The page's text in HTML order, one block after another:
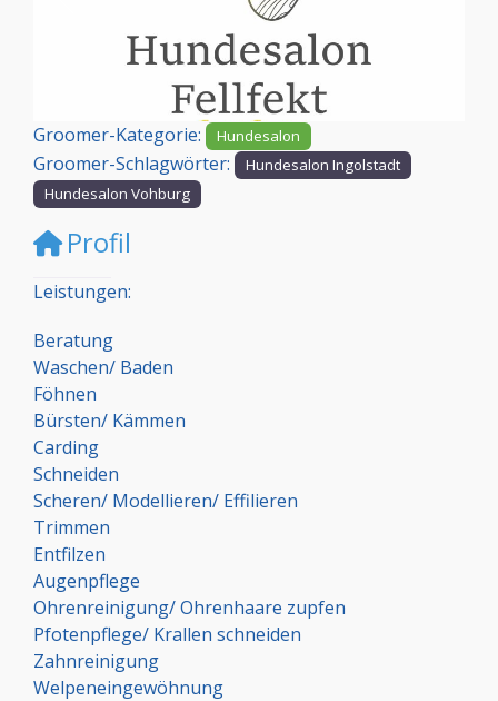
Groomer-Kategorie: Hundesalon
Groomer-Schlagwörter:
Hundesalon Ingolstadt
Hundesalon Vohburg
Profil
Leistungen:
Beratung
Waschen/ Baden
Föhnen
Bürsten/ Kämmen
Carding
Schneiden
Scheren/ Modellieren/ Effilieren
Trimmen
Entfilzen
Augenpflege
Ohrenreinigung/ Ohrenhaare zupfen
Pfotenpflege/ Krallen schneiden
Zahnreinigung
Welpeneingewöhnung